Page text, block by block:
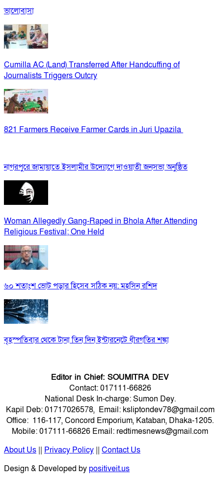
ভালোবাসা
Cumilla AC (Land) Transferred After Handcuffing of
Journalists Triggers Outcry
821 Farmers Receive Farmer Cards in Juri Upazila
নাগরপুরে জামায়াতে ইসলামীর উদ্যোগে দাওয়াতী জনসভা অনুষ্ঠিত
Woman Allegedly Gang-Raped in Bhola After Attending
Religious Festival; One Held
৬০ শতাংশ ভোট পড়ার হিসেব সঠিক নয়: মহসিন রশিদ
বৃহস্পতিবার থেকে টানা তিন দিন ইন্টারনেটে ধীরগতির শঙ্কা
Editor in Chief: SOUMITRA DEV
Contact: 017111-66826
National Desk In-charge: Sumon Dey.
Kapil Deb: 01717026578, Email: ksliptondev78@gmail.com
Office: 116-117, Concord Emporium, Kataban, Dhaka-1205.
Mobile: 017111-66826 Email: redtimesnews@gmail.com
About Us || Privacy Policy || Contact Us
Design & Developed bypositiveit.us